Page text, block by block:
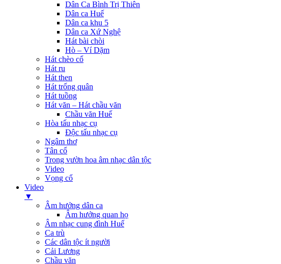
Dân Ca Bình Trị Thiên
Dân ca Huế
Dân ca khu 5
Dân ca Xứ Nghệ
Hát bài chòi
Hò – Ví Dặm
Hát chèo cổ
Hát ru
Hát then
Hát trống quân
Hát tuồng
Hát văn – Hát chầu văn
Chầu văn Huế
Hòa tấu nhạc cụ
Độc tấu nhạc cụ
Ngâm thơ
Tân cổ
Trong vườn hoa âm nhạc dân tộc
Video
Vọng cổ
Video
▼
Âm hưởng dân ca
Âm hưởng quan họ
Âm nhạc cung đình Huế
Ca trù
Các dân tộc ít người
Cải Lương
Chầu văn